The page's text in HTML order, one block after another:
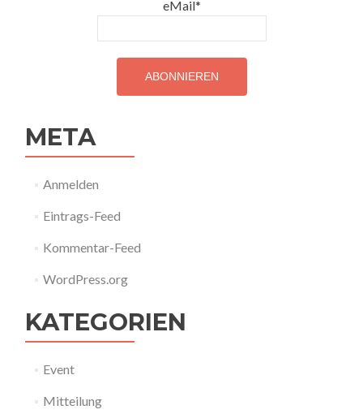
eMail*
META
Anmelden
Eintrags-Feed
Kommentar-Feed
WordPress.org
KATEGORIEN
Event
Mitteilung